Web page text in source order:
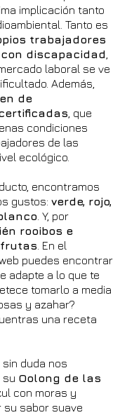
implicación tanto
Tanto es
trabajadores
discapacidad
laboral se ve
Además,
de
, que
condiciones
de las
ecológico.
encontramos
gustos: verde, rojo,
. Y, por
rooibos e
. En el
puedes encontrar
adapte a lo que te
tomarlo a media
y azahar?
una receta
sin duda nos
su Oolong de las
con moras y
su sabor suave